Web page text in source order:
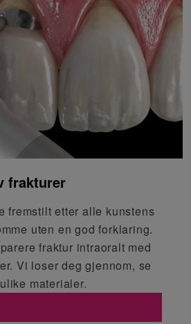
frakturer
fremstilt etter alle kunstens
uten en god forklaring.
fraktur intraoralt med
Vi loser deg gjennom, se
materialer.